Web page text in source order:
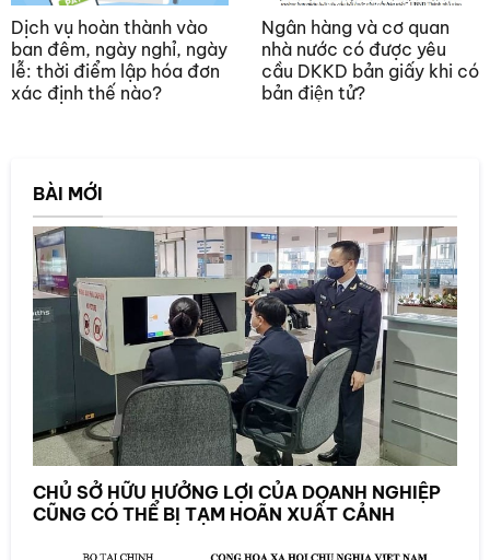
Dịch vụ hoàn thành vào
ban đêm, ngày nghỉ, ngày
lễ: thời điểm lập hóa đơn
xác định thế nào?
Ngân hàng và cơ quan
nhà nước có được yêu
cầu DKKD bản giấy khi có
bản điện tử?
BÀI MỚI
CHỦ SỞ HỮU HƯỞNG LỢI CỦA DOANH NGHIỆP
CŨNG CÓ THỂ BỊ TẠM HOÃN XUẤT CẢNH